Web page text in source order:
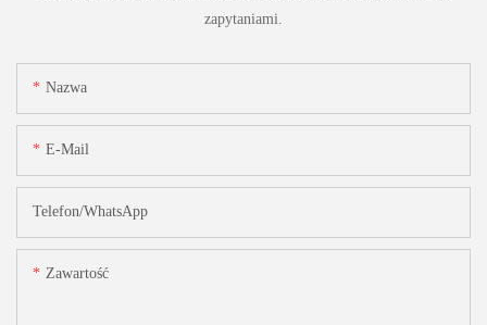
zapytaniami.
Nazwa
E-Mail
Telefon/WhatsApp
Zawartość